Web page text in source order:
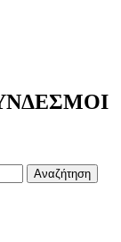
Αναζήτηση